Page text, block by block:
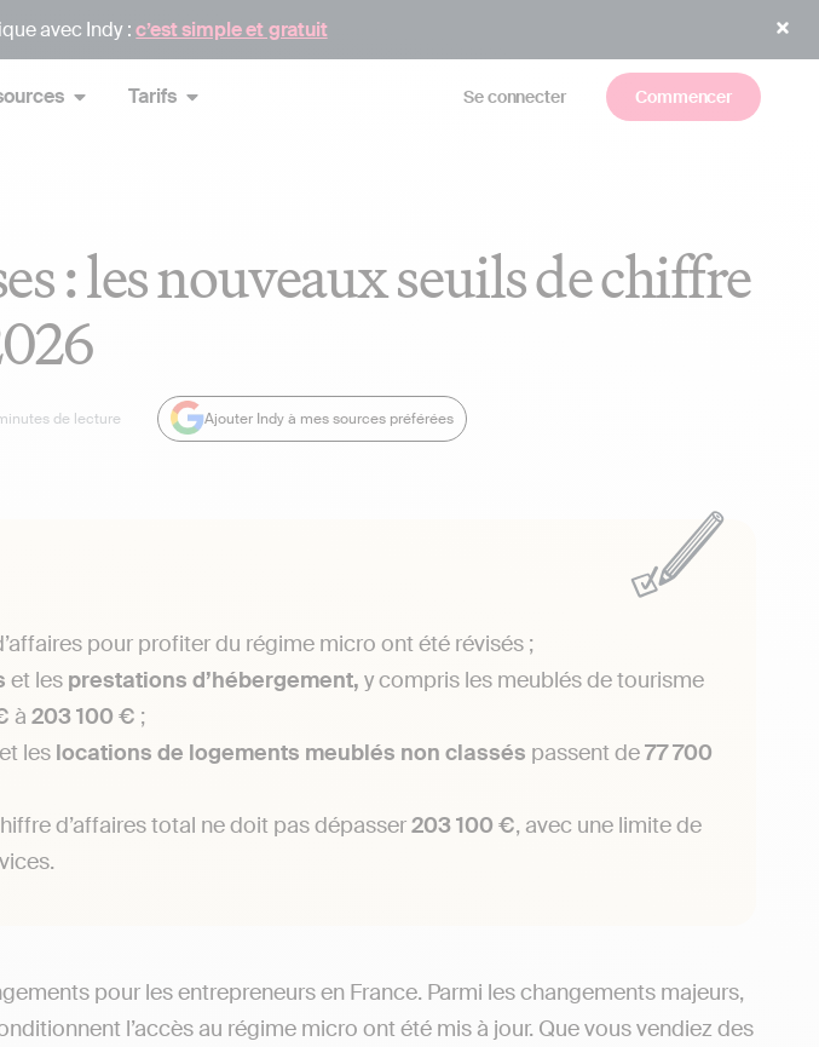
avec Indy :c’est simple et gratuit
Tarifs Se connecter Commencer
: les nouveaux seuils de chiffre
de lecture Ajouter Indy à mes sources préférées
pour profiter du régime micro ont été révisés ;
et les prestations d’hébergement, y compris les meublés de tourisme
à 203 100 € ;
et les locations de logements meublés non classés passent de77 700
d’affaires total ne doit pas dépasser203 100 €, avec une limite de
pour les entrepreneurs en France. Parmi les changements majeurs,
l’accès au régime micro ont été mis à jour. Que vous vendiez des